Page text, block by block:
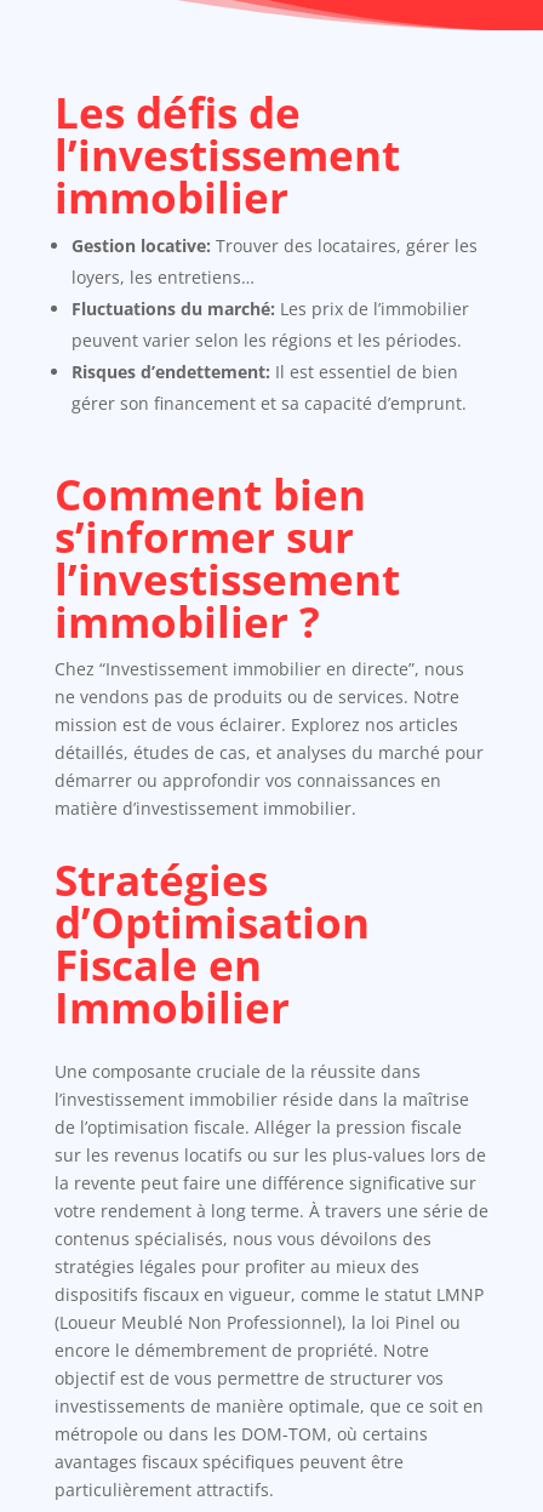
Les défis de
l’investissement
immobilier
Gestion locative: Trouver des locataires, gérer les
loyers, les entretiens…
Fluctuations du marché: Les prix de l’immobilier
peuvent varier selon les régions et les périodes.
Risques d’endettement: Il est essentiel de bien
gérer son financement et sa capacité d’emprunt.
Comment bien
s’informer sur
l’investissement
immobilier ?
Chez “Investissement immobilier en directe”, nous
ne vendons pas de produits ou de services. Notre
mission est de vous éclairer. Explorez nos articles
détaillés, études de cas, et analyses du marché pour
démarrer ou approfondir vos connaissances en
matière d’investissement immobilier.
Stratégies
d’Optimisation
Fiscale en
Immobilier
Une composante cruciale de la réussite dans
l’investissement immobilier réside dans la maîtrise
de l’optimisation fiscale. Alléger la pression fiscale
sur les revenus locatifs ou sur les plus-values lors de
la revente peut faire une différence significative sur
votre rendement à long terme. À travers une série de
contenus spécialisés, nous vous dévoilons des
stratégies légales pour profiter au mieux des
dispositifs fiscaux en vigueur, comme le statut LMNP
(Loueur Meublé Non Professionnel), la loi Pinel ou
encore le démembrement de propriété. Notre
objectif est de vous permettre de structurer vos
investissements de manière optimale, que ce soit en
métropole ou dans les DOM-TOM, où certains
avantages fiscaux spécifiques peuvent être
particulièrement attractifs.